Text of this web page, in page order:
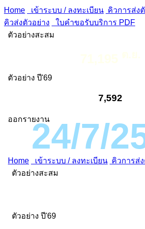
Home เข้าระบบ / ลงทะเบียน คิวการส่ง
คิวส่งตัวอย่าง
ใบคำขอรับบริการ PDF
ตัวอย่างสะสม
ตัวอย่าง ปี'69
7,592
ออกรายงาน24/7/